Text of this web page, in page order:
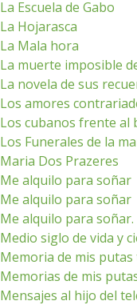
La Escuela de Gabo
La Hojarasca
La Mala hora
La muerte imposible
La novela de sus
Los amores
Los cubanos frente al
Los Funerales de la
Maria Dos Prazeres
Me alquilo para soñar
Me alquilo para soñar
Me alquilo para
Medio siglo de vida y
Memoria de mis
Memorias de mis
Mensajes al hijo del